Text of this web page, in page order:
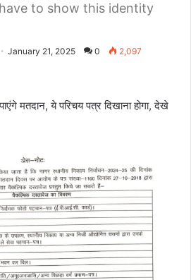
to show this identity
January 21, 2025 0 2,097
मतदान, ये परिचय पत्र दिखाना होगा, देखे